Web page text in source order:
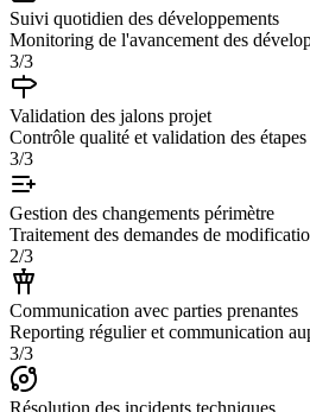
Suivi quotidien des développements
Monitoring de l'avancement des
3/3
Validation des jalons projet
Contrôle qualité et validation des
3/3
Gestion des changements périmètre
Traitement des demandes de
2/3
Communication avec parties prenantes
Reporting régulier et communication
3/3